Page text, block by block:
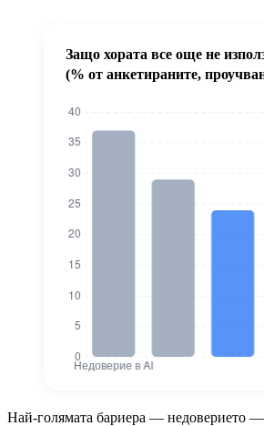
Защо хората все още не
(% от анкетираните,
Най-голямата бариера — недоверието